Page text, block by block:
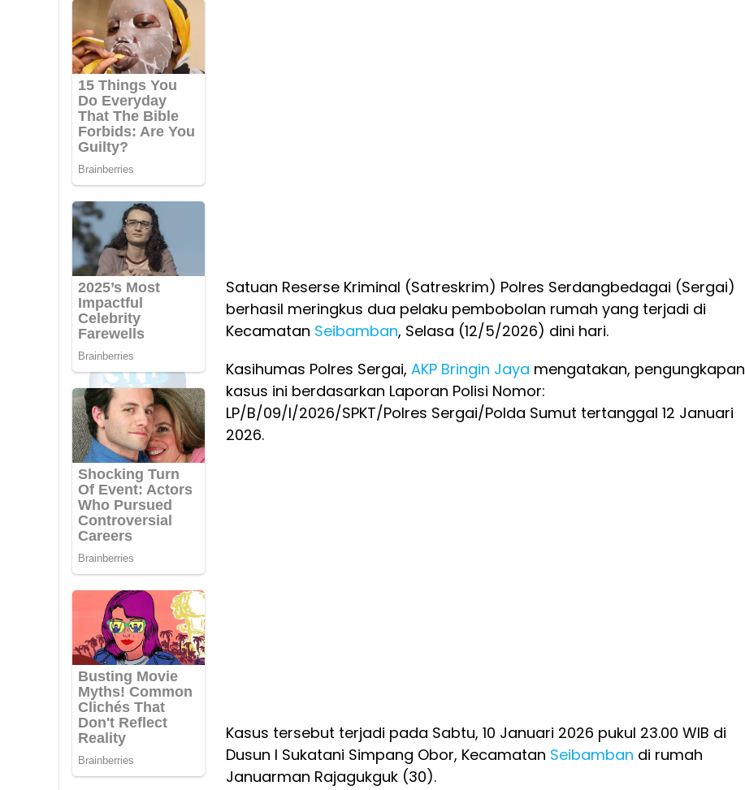
Satuan Reserse Kriminal (Satreskrim) Polres Serdangbedagai (Sergai)
berhasil meringkus dua pelaku pembobolan rumah yang terjadi di
Kecamatan Seibamban, Selasa (12/5/2026) dini hari.
Kasihumas Polres Sergai, AKP Bringin Jaya mengatakan, pengungkapan
kasus ini berdasarkan Laporan Polisi Nomor:
LP/B/09/I/2026/SPKT/Polres Sergai/Polda Sumut tertanggal 12 Januari
2026.
Kasus tersebut terjadi pada Sabtu, 10 Januari 2026 pukul 23.00 WIB di
Dusun I Sukatani Simpang Obor, Kecamatan Seibamban di rumah
Januarman Rajagukguk (30).